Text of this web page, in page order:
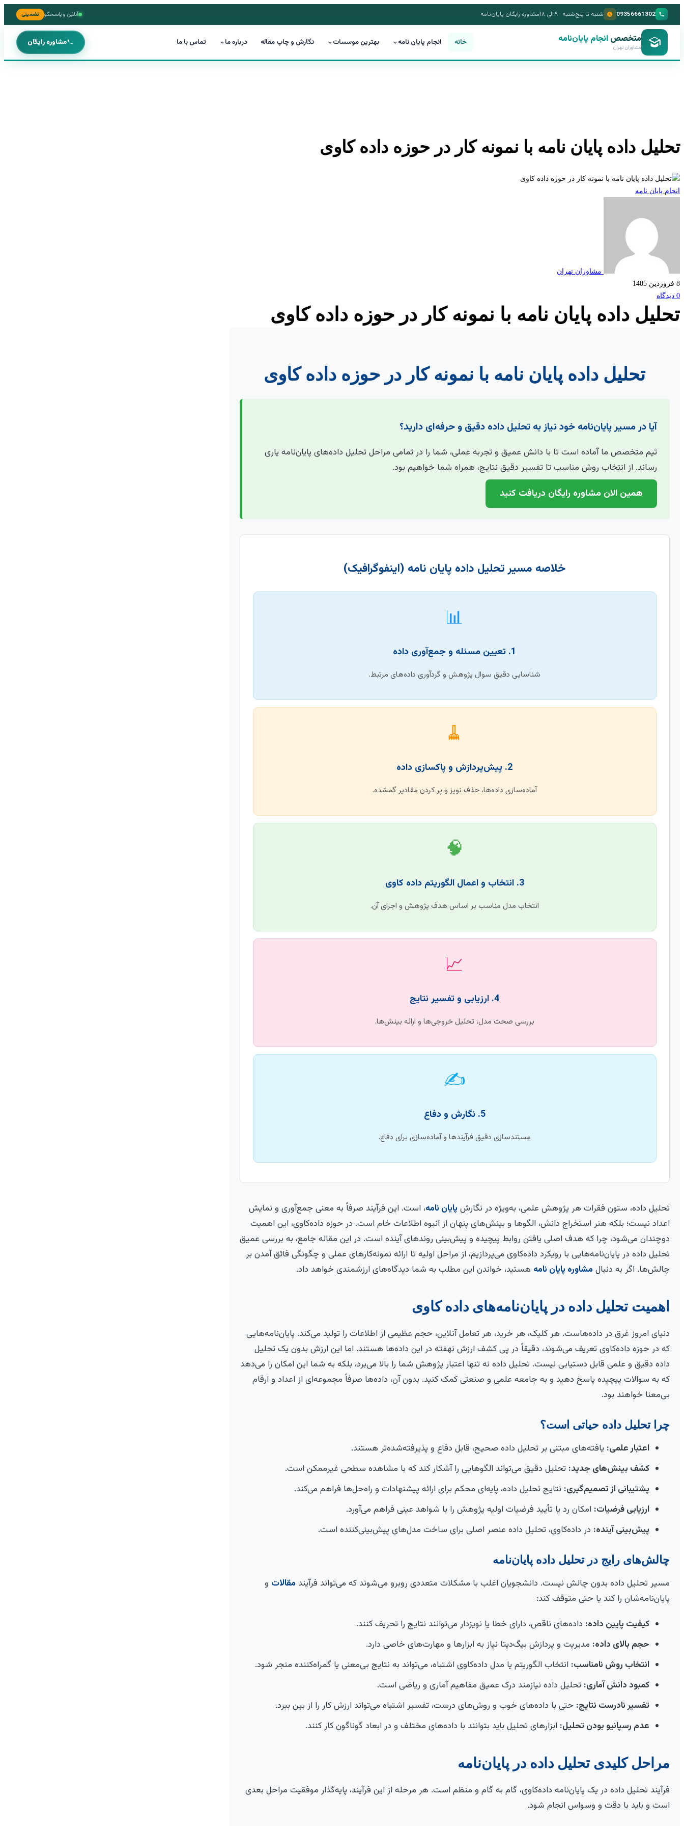
09356661302 شنبه تا پنج‌شنبه · ۹ الی ۱۸ مشاوره رایگان پایان‌نامه آنلاین و پاسخگو تضمینی
متخصص انجام پایان‌نامه
مشاوران تهران خانه انجام پایان نامه بهترین موسسات نگارش و چاپ مقاله درباره ما تماس با ما مشاوره رایگان
تحلیل داده پایان نامه با نمونه کار در حوزه داده کاوی
انجام پایان نامه
مشاوران تهران
8 فروردین 1405
0 دیدگاه
تحلیل داده پایان نامه با نمونه کار در حوزه داده کاوی
تحلیل داده پایان نامه با نمونه کار در حوزه داده کاوی
آیا در مسیر پایان‌نامه خود نیاز به تحلیل داده دقیق و حرفه‌ای دارید؟
تیم متخصص ما آماده است تا با دانش عمیق و تجربه عملی، شما را در تمامی مراحل تحلیل داده‌های پایان‌نامه یاری
رساند. از انتخاب روش مناسب تا تفسیر دقیق نتایج، همراه شما خواهیم بود.
همین الان مشاوره رایگان دریافت کنید
خلاصه مسیر تحلیل داده پایان نامه (اینفوگرافیک)
📊
1. تعیین مسئله و جمع‌آوری داده
شناسایی دقیق سوال پژوهش و گردآوری داده‌های مرتبط.
🧹
2. پیش‌پردازش و پاکسازی داده
آماده‌سازی داده‌ها، حذف نویز و پر کردن مقادیر گمشده.
🧠
3. انتخاب و اعمال الگوریتم داده کاوی
انتخاب مدل مناسب بر اساس هدف پژوهش و اجرای آن.
📈
4. ارزیابی و تفسیر نتایج
بررسی صحت مدل، تحلیل خروجی‌ها و ارائه بینش‌ها.
✍️
5. نگارش و دفاع
مستندسازی دقیق فرآیندها و آماده‌سازی برای دفاع.
تحلیل داده، ستون فقرات هر پژوهش علمی، به‌ویژه در نگارش پایان نامه، است. این فرآیند صرفاً به معنی جمع‌آوری و نمایش
اعداد نیست؛ بلکه هنر استخراج دانش، الگوها و بینش‌های پنهان از انبوه اطلاعات خام است. در حوزه داده‌کاوی، این اهمیت
دوچندان می‌شود، چرا که هدف اصلی یافتن روابط پیچیده و پیش‌بینی روندهای آینده است. در این مقاله جامع، به بررسی عمیق
تحلیل داده در پایان‌نامه‌هایی با رویکرد داده‌کاوی می‌پردازیم، از مراحل اولیه تا ارائه نمونه‌کارهای عملی و چگونگی فائق آمدن بر
چالش‌ها. اگر به دنبال مشاوره پایان نامه هستید، خواندن این مطلب به شما دیدگاه‌های ارزشمندی خواهد داد.
اهمیت تحلیل داده در پایان‌نامه‌های داده کاوی
دنیای امروز غرق در داده‌هاست. هر کلیک، هر خرید، هر تعامل آنلاین، حجم عظیمی از اطلاعات را تولید می‌کند. پایان‌نامه‌هایی
که در حوزه داده‌کاوی تعریف می‌شوند، دقیقاً در پی کشف ارزش نهفته در این داده‌ها هستند. اما این ارزش بدون یک تحلیل
داده دقیق و علمی قابل دستیابی نیست. تحلیل داده نه تنها اعتبار پژوهش شما را بالا می‌برد، بلکه به شما این امکان را می‌دهد
که به سوالات پیچیده پاسخ دهید و به جامعه علمی و صنعتی کمک کنید. بدون آن، داده‌ها صرفاً مجموعه‌ای از اعداد و ارقام
بی‌معنا خواهند بود.
چرا تحلیل داده حیاتی است؟
اعتبار علمی: یافته‌های مبتنی بر تحلیل داده صحیح، قابل دفاع و پذیرفته‌شده‌تر هستند.
کشف بینش‌های جدید: تحلیل‌ دقیق می‌تواند الگوهایی را آشکار کند که با مشاهده سطحی غیرممکن است.
پشتیبانی از تصمیم‌گیری: نتایج تحلیل داده، پایه‌ای محکم برای ارائه پیشنهادات و راه‌حل‌ها فراهم می‌کند.
ارزیابی فرضیات: امکان رد یا تأیید فرضیات اولیه پژوهش را با شواهد عینی فراهم می‌آورد.
پیش‌بینی آینده: در داده‌کاوی، تحلیل داده عنصر اصلی برای ساخت مدل‌های پیش‌بینی‌کننده است.
چالش‌های رایج در تحلیل داده پایان‌نامه
مسیر تحلیل داده بدون چالش نیست. دانشجویان اغلب با مشکلات متعددی روبرو می‌شوند که می‌تواند فرآیند مقالات و
پایان‌نامه‌شان را کند یا حتی متوقف کند:
کیفیت پایین داده: داده‌های ناقص، دارای خطا یا نویزدار می‌توانند نتایج را تحریف کنند.
حجم بالای داده: مدیریت و پردازش بیگ‌دیتا نیاز به ابزارها و مهارت‌های خاصی دارد.
انتخاب روش نامناسب: انتخاب الگوریتم یا مدل داده‌کاوی اشتباه، می‌تواند به نتایج بی‌معنی یا گمراه‌کننده منجر شود.
کمبود دانش آماری: تحلیل داده نیازمند درک عمیق مفاهیم آماری و ریاضی است.
تفسیر نادرست نتایج: حتی با داده‌های خوب و روش‌های درست، تفسیر اشتباه می‌تواند ارزش کار را از بین ببرد.
عدم رسپانیو بودن تحلیل: ابزارهای تحلیل باید بتوانند با داده‌های مختلف و در ابعاد گوناگون کار کنند.
مراحل کلیدی تحلیل داده در پایان‌نامه
فرآیند تحلیل داده در یک پایان‌نامه داده‌کاوی، گام به گام و منظم است. هر مرحله از این فرآیند، پایه‌گذار موفقیت مراحل بعدی
است و باید با دقت و وسواس انجام شود.